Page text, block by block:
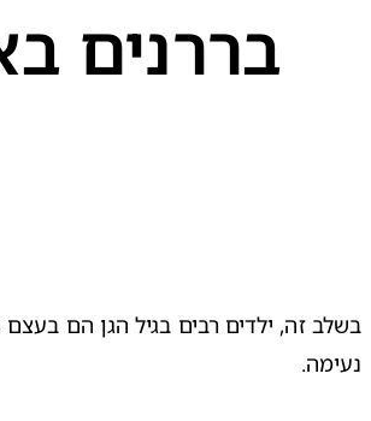
בררנים
נעימה.